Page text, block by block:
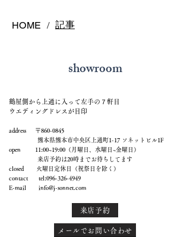
HOME / 記事
showroom
鶴屋側から上通に入って左手の７軒目
ウエディングドレスが目印
address 〒860-0845
熊本県熊本市中央区上通町1-17 ソネットビル1F
open 11:00~19:00（月曜日、水曜日~金曜日）
来店予約は20時までお待ちしてます
closed 火曜日定休日（祝祭日を除く）
contact tel:096-326-4949
E-mail info@j-sonnet.com
来店予約
メールでお問い合わせ